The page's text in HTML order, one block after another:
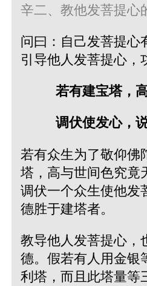
辛二、教他发菩提心
问曰：自己发菩提心
引导他人发菩提心，
若有建宝塔，
调伏使发心，
若有众生为了敬仰佛
塔，高与世间色究竟
调伏一个众生使他发
德胜于建塔者。
教导他人发菩提心，
德。假若有人用金银
利塔，而且此塔量等